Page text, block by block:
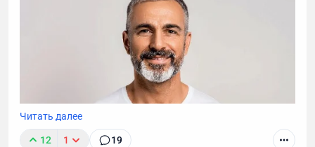
Читать далее
12 1 19